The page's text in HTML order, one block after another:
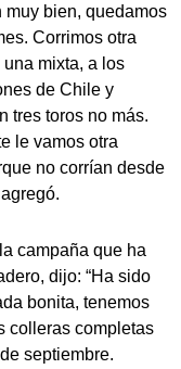
muy bien, quedamos
Corrimos otra
mixta, a los
de Chile y
tres toros no más.
le vamos otra
no corrían desde
campaña que ha
dijo: “Ha sido
bonita, tenemos
colleras completas
septiembre.